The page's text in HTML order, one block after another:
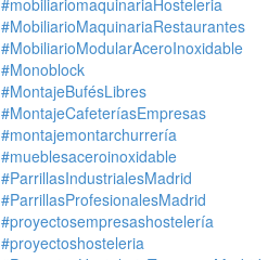
#mobiliariomaquinariaHosteleria
#MobiliarioMaquinariaRestaurantes
#MobiliarioModularAceroInoxidable
#Monoblock
#MontajeBufésLibres
#MontajeCafeteríasEmpresas
#montajemontarchurrería
#mueblesaceroinoxidable
#ParrillasIndustrialesMadrid
#ParrillasProfesionalesMadrid
#proyectosempresashostelería
#proyectoshosteleria